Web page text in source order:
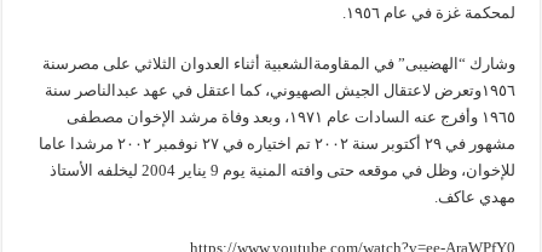
لمحكمة غزة في عام ١٩٥٦.
وشارك “الهضيبى” في المقاومةالشعبية أثناء العدوان الثلاثي على مصرسنة
١٩٥٦وتعرض لاعتقال الجيش الصهيوني، كما اعتقل في عهد عبدالناصر سنة
١٩٦٥ وأفرج عنه السادات عام ١٩٧١، وبعد وفاة مرشد الإخوان مصطفى
مشهور في ٢٩ أكتوبر سنة ٢٠٠٢ تم اختياره في ٢٧ نوفمبر ٢٠٠٢ مرشدا عاما
للإخوان، وظل في موقعه حتى وافته المنية يوم 9 يناير 2004 ليخلفه الأستاذ
مهدي عاكف.
https://www.youtube.com/watch?v=ee-AraWPfY0